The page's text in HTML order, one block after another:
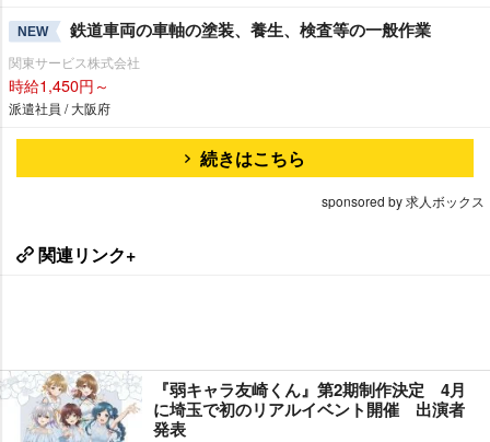
NEW 鉄道車両の車軸の塗装、養生、検査等の一般作業
関東サービス株式会社
時給1,450円～
派遣社員 / 大阪府
続きはこちら
sponsored by 求人ボックス
関連リンク+
『弱キャラ友崎くん』第2期制作決定 4月
に埼玉で初のリアルイベント開催 出演者
発表